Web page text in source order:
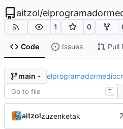
aitzol/
1 0
Code Issues Pull
main
T
aitzolzuzenketak